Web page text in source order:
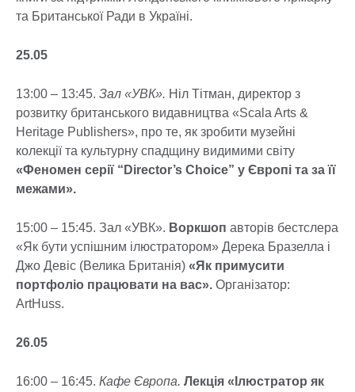
та Британської Ради в Україні.
25.05
13:00 – 13:45. Зал «УВК». Ніл Тітман, директор з
розвитку британського видавництва «Scala Arts &
Heritage Publishers», про те, як зробити музейні
колекції та культурну спадщину видимими світу
«Феномен серії “Director’s Choice” у Європі та за її
межами».
15:00 – 15:45. Зал «УВК». Воркшоп авторів бестслера
«Як бути успішним ілюстратором» Дерека Бразелла і
Джо Девіс (Велика Британія) «Як примусити
портфоліо працювати на вас». Організатор:
ArtHuss.
26.05
16:00 – 16:45. Кафе Європа. Лекція «Ілюстратор як